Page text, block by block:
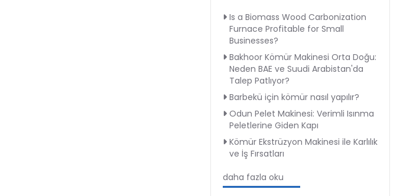
Is a Biomass Wood Carbonization
Furnace Profitable for Small
Businesses?
Bakhoor Kömür Makinesi Orta Doğu:
Neden BAE ve Suudi Arabistan'da
Talep Patlıyor?
Barbekü için kömür nasıl yapılır?
Odun Pelet Makinesi: Verimli Isınma
Peletlerine Giden Kapı
Kömür Ekstrüzyon Makinesi ile Karlılık
ve İş Fırsatları
daha fazla oku